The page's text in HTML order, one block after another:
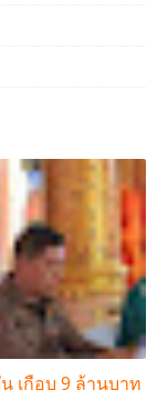
เกือบ 9 ล้านบาท